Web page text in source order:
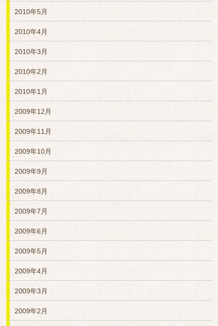
2010年5月
2010年4月
2010年3月
2010年2月
2010年1月
2009年12月
2009年11月
2009年10月
2009年9月
2009年8月
2009年7月
2009年6月
2009年5月
2009年4月
2009年3月
2009年2月